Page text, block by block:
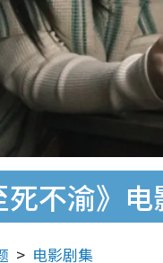
死不渝》
电影剧集